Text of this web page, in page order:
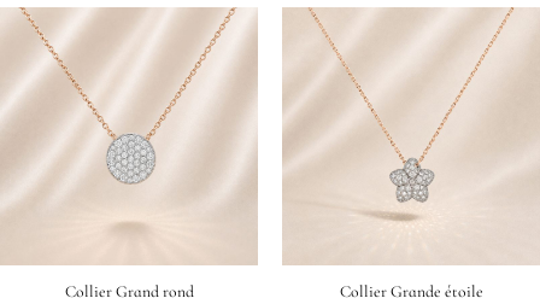
Collier Grand rond Collier Grande étoile